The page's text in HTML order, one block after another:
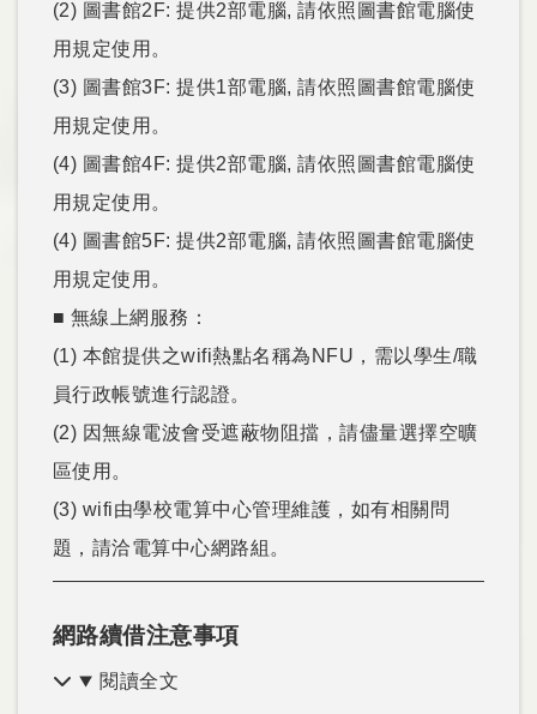
(2) 圖書館2F: 提供2部電腦, 請依照圖書館電腦使
用規定使用。
(3) 圖書館3F: 提供1部電腦, 請依照圖書館電腦使
用規定使用。
(4) 圖書館4F: 提供2部電腦, 請依照圖書館電腦使
用規定使用。
(4) 圖書館5F: 提供2部電腦, 請依照圖書館電腦使
用規定使用。
■ 無線上網服務：
(1) 本館提供之wifi熱點名稱為NFU，需以學生/職
員行政帳號進行認證。
(2) 因無線電波會受遮蔽物阻擋，請儘量選擇空曠
區使用。
(3) wifi由學校電算中心管理維護，如有相關問
題，請洽電算中心網路組。
網路續借注意事項
閱讀全文